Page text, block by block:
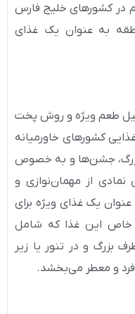
در کشورهای خلیج فارس
به عنوان یک غذای
طعم ویژه و روش پخت
کشورهای خاورمیانه
بزرگ، جشن‌ها و به خصوص
از مهمان‌نوازی و
یک غذای ویژه برای
این غذا که شامل
و در تنور یا زیر
و معطر می‌بخشد.